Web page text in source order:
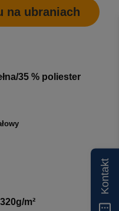
na ubraniach
35 % poliester
320g/m²
Kontakt